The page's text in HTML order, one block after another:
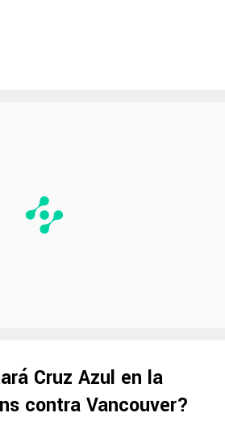
Cruz Azul en la
contra Vancouver?